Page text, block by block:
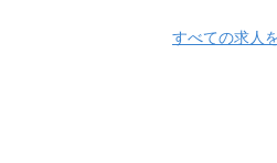
すべての求人